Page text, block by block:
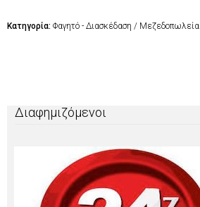
Κατηγορία: Φαγητό - Διασκέδαση / Μεζεδοπωλεία
Διαφημιζόμενοι